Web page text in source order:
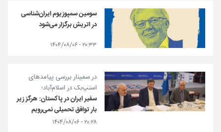
سومین سمپوزیوم ایران‌شناسی
در اتریش برگزار می‌شود
۲۰:۳۳ - ۱۴۰۴/۰۸/۰۶
در سمینار بررسی پیامدهای
اسنپ‌بک در اسلام‌آباد؛
سفیر ایران در پاکستان: هرگز زیر
بار توافق تحمیلی نمی‌رویم
۲۰:۲۸ - ۱۴۰۴/۰۸/۰۶